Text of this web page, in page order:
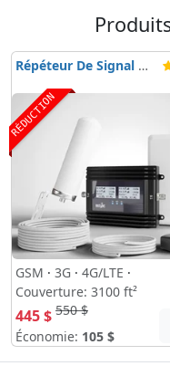
Répéteur De Signal Nikrans BD-3000 5G & 4G
RÉDUCTION
GSM · 3G · 4G/LTE ·
Couverture: 3100 ft²
445 $ 550 $
Économie: 105 $